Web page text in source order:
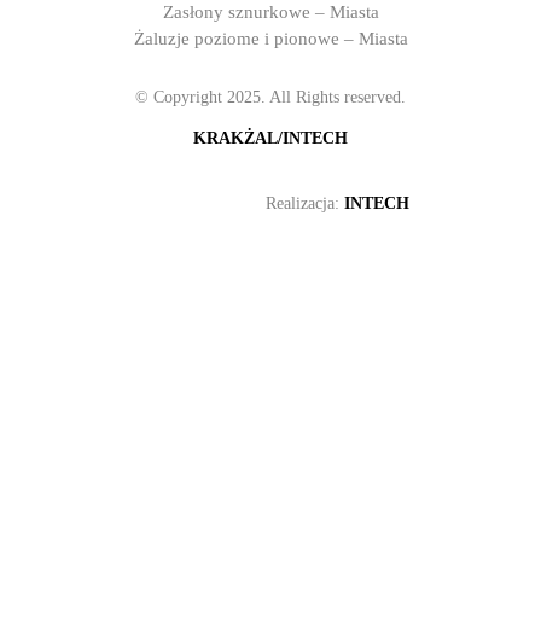
Zasłony sznurkowe – Miasta
Żaluzje poziome i pionowe – Miasta
© Copyright 2025. All Rights reserved.
KRAKŻAL/INTECH
Realizacja: INTECH